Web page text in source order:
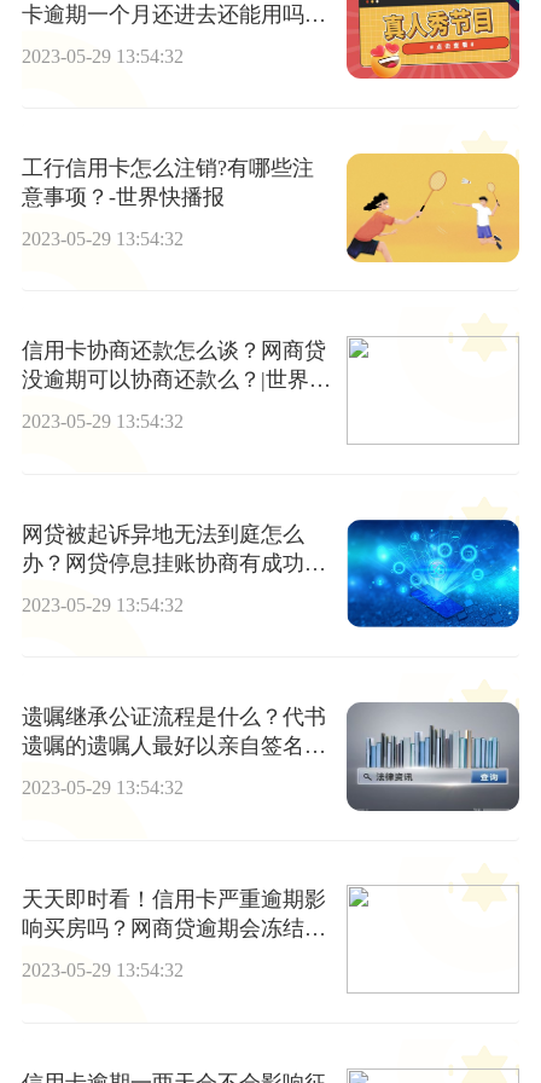
卡逾期一个月还进去还能用吗？
2023-05-29 13:54:32
工行信用卡怎么注销?有哪些注
意事项？-世界快播报
2023-05-29 13:54:32
信用卡协商还款怎么谈？网商贷
没逾期可以协商还款么？|世界播
报
2023-05-29 13:54:32
网贷被起诉异地无法到庭怎么
办？网贷停息挂账协商有成功的
2023-05-29 13:54:32
遗嘱继承公证流程是什么？代书
遗嘱的遗嘱人最好以亲自签名或
按指纹吗？
2023-05-29 13:54:32
天天即时看！信用卡严重逾期影
响买房吗？网商贷逾期会冻结名
下所有银行卡吗？
2023-05-29 13:54:32